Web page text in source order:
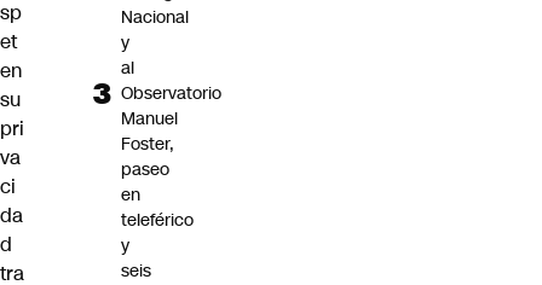
sp
et
en
su
pri
va
ci
da
d
tra
Nacional
y
al
Observatorio
Manuel
Foster,
paseo
en
teleférico
y
seis